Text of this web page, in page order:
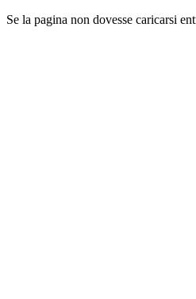
Se la pagina non dovesse caricarsi